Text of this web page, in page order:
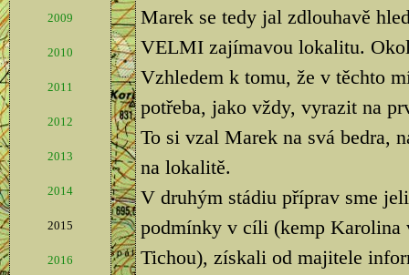
2009
2010
2011
2012
2013
2014
2015
2016
Marek se tedy jal zdlouhavě
VELMI zajímavou lokalitu.
Vzhledem k tomu, že v těchto
potřeba, jako vždy, vyrazit na
To si vzal Marek na svá bedra,
na lokalitě.
V druhým stádiu příprav sme
podmínky v cíli (kemp Karolina
Tichou), získali od majitele